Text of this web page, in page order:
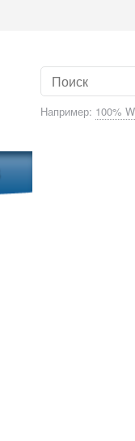
Например: 100%